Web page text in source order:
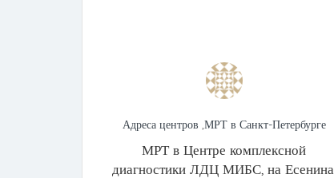
Адреса центров ,МРТ в Санкт-Петербурге
МРТ в Центре комплексной
диагностики ЛДЦ МИБС, на Есенина,